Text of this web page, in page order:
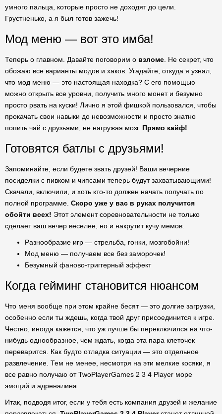
умного пальца, которые просто не доходят до цели.
Грустненько, а я был готов зажечь!
Мод меню — вот это имба!
Теперь о главном. Давайте поговорим о взломе . Не секрет, что
обожаю все варианты модов и хаков. Угадайте, откуда я узнал,
что мод меню — это настоящая находка? С его помощью
можно открыть все уровни, получить много монет и безумно
просто рвать на куски! Лично я этой фишкой пользовался, чтобы
прокачать свои навыки до невозможности и просто знатно
попить чай с друзьями, не нагружая мозг. Прямо кайф!
Готовятся батлы с друзьями!
Запоминайте, если будете звать друзей! Ваши вечерние
посиделки с пивком и чипсами теперь будут захватывающими!
Скачали, включили, и хоть кто-то должен начать получать по
полной программе. Скоро уже у вас в руках получится
обойти всех! Этот элемент соревновательности не только
сделает ваш вечер веселее, но и накрутит кучу мемов.
Разнообразие игр — стрельба, гонки, мозгобойни!
Мод меню — получаем все без заморочек!
Безумный фаново-триггерный эффект
Когда гейминг становится нюансом
Что меня вообще при этом крайне бесят — это долгие загрузки,
особенно если ты ждешь, когда твой друг присоединится к игре.
Честно, иногда кажется, что уж лучше бы переключился на что-
нибудь однообразное, чем ждать, когда эта пара клеточек
переварится. Как будто отладка ситуации — это отдельное
развлечение. Тем не менее, несмотря на эти мелкие косяки, я
все равно получаю от TwoPlayerGames 2 3 4 Player море
эмоций и адреналина.
Итак, подводя итог, если у тебя есть компания друзей и желание